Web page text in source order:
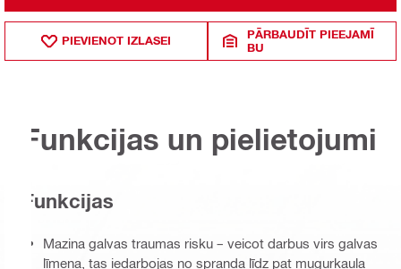
PIEVIENOT IZLASEI
PĀRBAUDĪT PIEEJAMĪ
BU
Funkcijas un pielietojumi
Funkcijas
Mazina galvas traumas risku – veicot darbus virs galvas
līmeņa, tas iedarbojas no spranda līdz pat mugurkaula